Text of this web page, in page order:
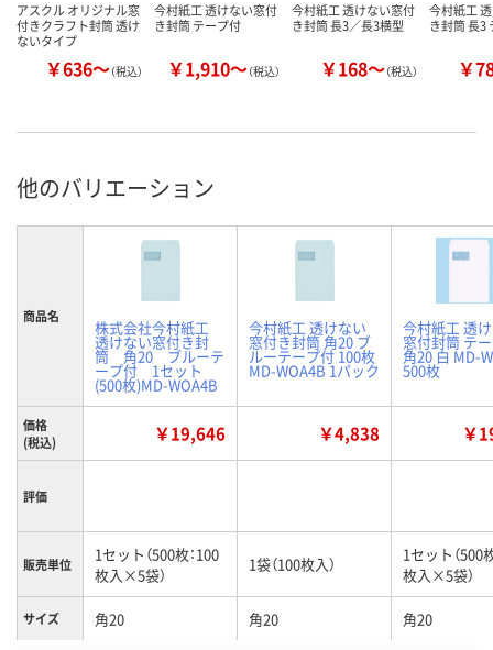
アスクル オリジナル窓
付きクラフト封筒 透け
ないタイプ
￥636～（税込）
今村紙工 透けない窓付
き封筒 テープ付
￥1,910～（税込）
今村紙工 透けない窓付
き封筒 長3／長3横型
￥168～（税込）
今村紙工
き封筒 長3
￥
他のバリエーション
商品名
株式会社今村紙工
透けない窓付き封
筒 角20 ブルーテ
ープ付 1セット
(500枚)MD-WOA4B
今村紙工 透けない
窓付き封筒 角20 ブ
ルーテープ付 100枚
MD-WOA4B 1パック
今村紙工 透
窓付封筒 テ
角20 白 MD-
500枚
価格
(税込)
￥19,646 ￥4,838 ￥
評価
販売単位
1セット（500枚：100
枚入×5袋）
1袋（100枚入）
1セット（500
枚入×5袋）
サイズ 角20 角20 角20